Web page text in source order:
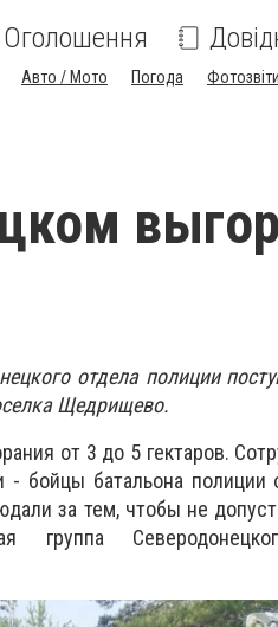
Оголошення
Авто / Мото Погода Фотозвіти
отдела полиции
Щедрищево.
от 3 до 5 гектаров.
бойцы батальона полиции
за тем, чтобы не
группа